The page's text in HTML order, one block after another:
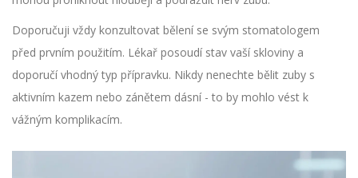
Doporučuji vždy konzultovat bělení se svým stomatologem
před prvním použitím. Lékař posoudí stav vaší skloviny a
doporučí vhodný typ přípravku. Nikdy nenechte bělit zuby s
aktivním kazem nebo zánětem dásní - to by mohlo vést k
vážným komplikacím.